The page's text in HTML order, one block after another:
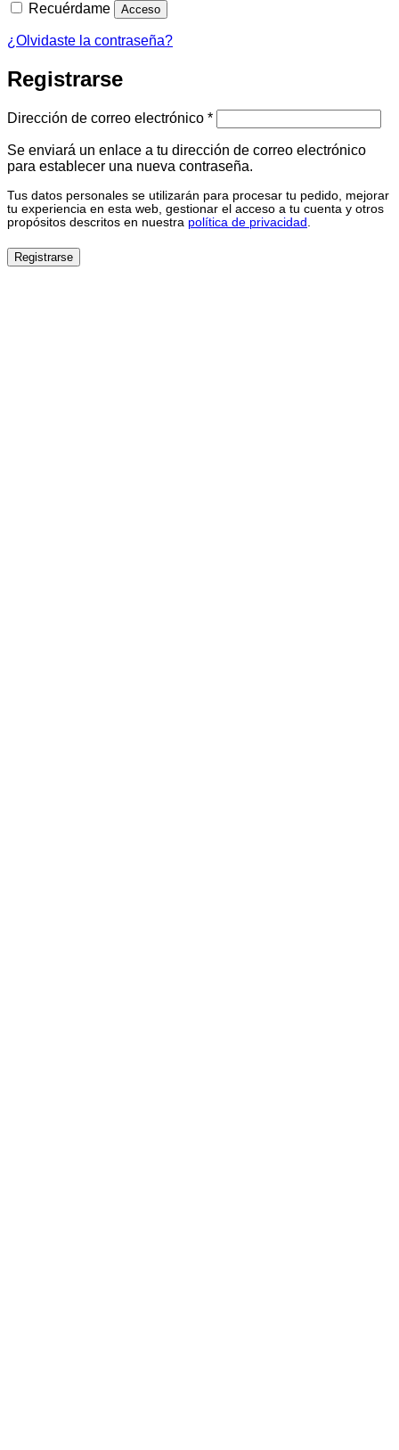
Recuérdame Acceso
¿Olvidaste la contraseña?
Registrarse
Dirección de correo electrónico *Obligatorio
Se enviará un enlace a tu dirección de correo electrónico
para establecer una nueva contraseña.
Tus datos personales se utilizarán para procesar tu pedido, mejorar
tu experiencia en esta web, gestionar el acceso a tu cuenta y otros
propósitos descritos en nuestra política de privacidad .
Registrarse